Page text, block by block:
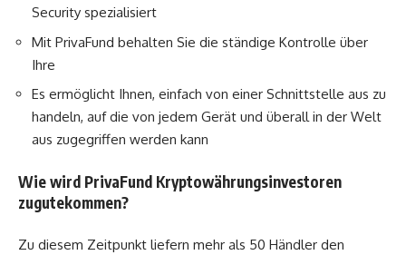
Security spezialisiert
Mit PrivaFund behalten Sie die ständige Kontrolle über
Ihre
Es ermöglicht Ihnen, einfach von einer Schnittstelle aus zu
handeln, auf die von jedem Gerät und überall in der Welt
aus zugegriffen werden kann
Wie wird PrivaFund Kryptowährungsinvestoren
zugutekommen?
Zu diesem Zeitpunkt liefern mehr als 50 Händler den